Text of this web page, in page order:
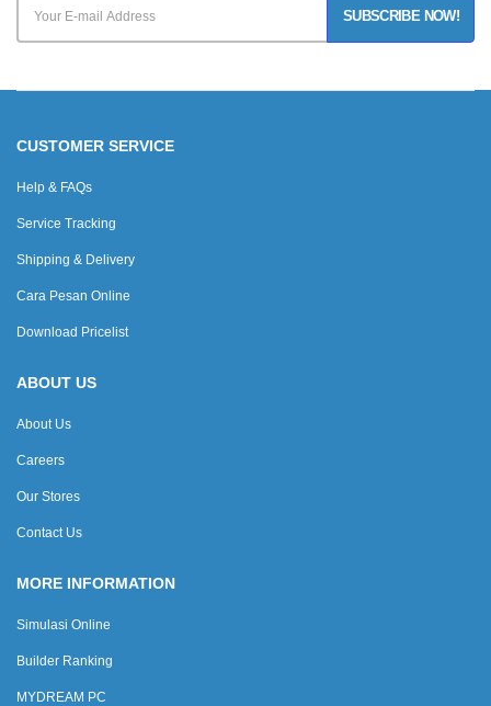
SUBSCRIBE NOW!
CUSTOMER SERVICE
Help & FAQs
Service Tracking
Shipping & Delivery
Cara Pesan Online
Download Pricelist
ABOUT US
About Us
Careers
Our Stores
Contact Us
MORE INFORMATION
Simulasi Online
Builder Ranking
MYDREAM PC